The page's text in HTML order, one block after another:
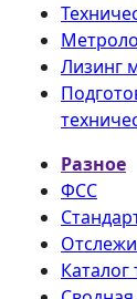
Лизинг
Разное
ФСС